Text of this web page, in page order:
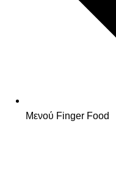
Μενού Finger Food